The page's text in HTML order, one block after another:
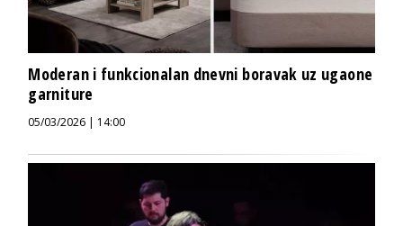
Moderan i funkcionalan dnevni boravak uz ugaone
garniture
05/03/2026 | 14:00